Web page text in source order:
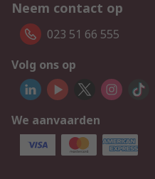
Neem contact op
023 51 66 555
Volg ons op
We aanvaarden